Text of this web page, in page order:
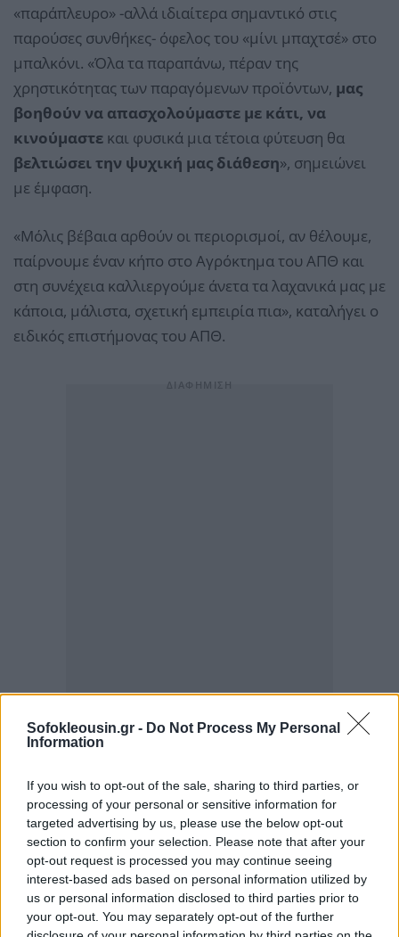
Sofokleousin.gr - Do Not Process My Personal
Information
If you wish to opt-out of the sale, sharing to third parties, or
processing of your personal or sensitive information for
targeted advertising by us, please use the below opt-out
section to confirm your selection. Please note that after your
opt-out request is processed you may continue seeing
interest-based ads based on personal information utilized by
us or personal information disclosed to third parties prior to
your opt-out. You may separately opt-out of the further
«παράπλευρο» -αλλά ιδιαίτερα σημαντικό στις
παρούσες συνθήκες- όφελος του «μίνι μπαχτσέ» στο
μπαλκόνι. «Όλα τα παραπάνω, πέραν της
χρηστικότητας των παραγόμενων προϊόντων, μας
βοηθούν να απασχολούμαστε με κάτι, να
κινούμαστε και φυσικά μια τέτοια φύτευση θα
βελτιώσει την ψυχική μας διάθεση», σημειώνει
με έμφαση.
«Μόλις βέβαια αρθούν οι περιορισμοί, αν θέλουμε,
παίρνουμε έναν κήπο στο Αγρόκτημα του ΑΠΘ και
στη συνέχεια καλλιεργούμε άνετα τα λαχανικά μας με
κάποια, μάλιστα, σχετική εμπειρία πια», καταλήγει ο
ειδικός επιστήμονας του ΑΠΘ.